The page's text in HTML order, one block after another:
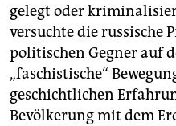
gelegt oder
versuchte die russische
politischen Gegner auf
„faschistische“
geschichtlichen
Bevölkerung mit dem